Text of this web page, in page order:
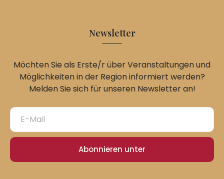
Newsletter
Möchten Sie als Erste/r über Veranstaltungen und
Möglichkeiten in der Region informiert werden?
Melden Sie sich für unseren Newsletter an!
Abonnieren unter